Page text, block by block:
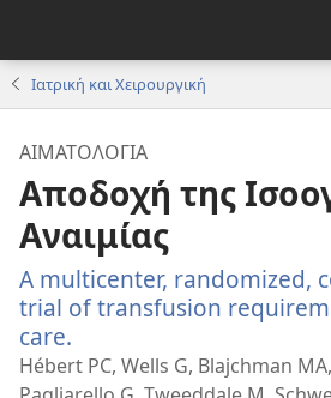
Ιατρική και Χειρουργική
ΑΙΜΑΤΟΛΟΓΊΑ
Αποδοχή της
Αναιμίας
A multicenter, randomized,
trial of transfusion
care.
νέο
Hébert PC, Wells G, Blajchman